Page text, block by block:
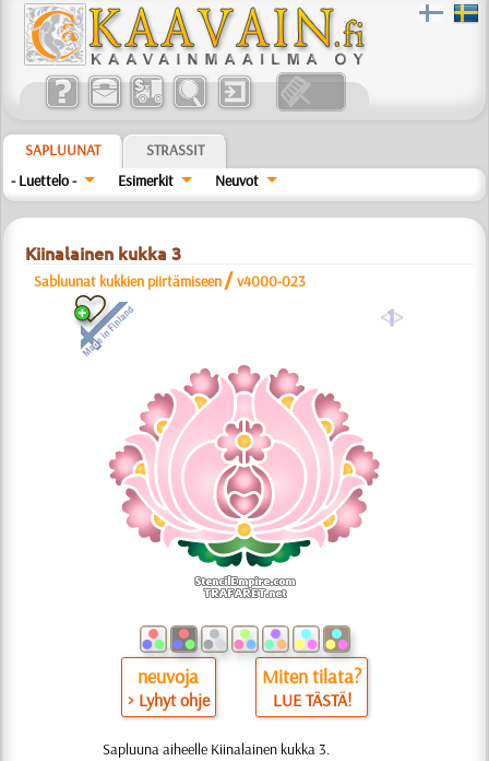
SAPLUUNAT
STRASSIT
- Luettelo -
Esimerkit Neuvot
Kiinalainen kukka 3
Sabluunat kukkien piirtämiseen /v4000-023
a
neuvoja
> Lyhyt ohje
Miten tilata?
LUE TÄSTÄ!
Sapluuna aiheelle Kiinalainen kukka 3.